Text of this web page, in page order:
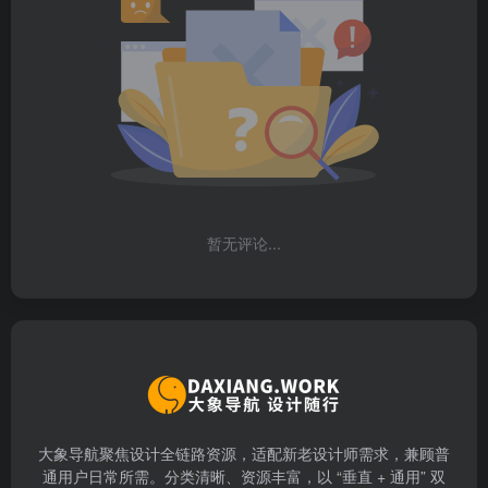
暂无评论...
大象导航聚焦设计全链路资源，适配新老设计师需求，兼顾普
通用户日常所需。分类清晰、资源丰富，以 “垂直 + 通用” 双